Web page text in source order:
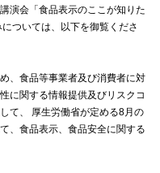
演会「食品表示のここが知りた
ついては、以下を御覧くださ
、食品等事業者及び消費者に対
に関する情報提供及びリスクコ
て、 厚生労働省が定める8月の
、食品表示、食品安全に関する